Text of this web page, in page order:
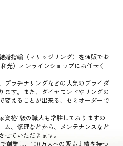
婚指輪（マリッジリング）を通販でお
光）オンラインショップにお任せく
プラチナリングなどの人気のブライダ
ます。また、ダイヤモンドやリングの
変えることが出来る、セミオーダーで
資格1級の職人も常駐しておりますの
ム、修理などから、メンテナンスなど
ていただきます。
創業し、100万人への販売実績を持つ